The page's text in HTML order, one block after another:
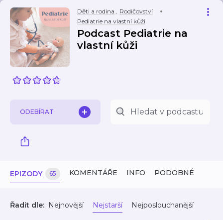
Děti a rodina , Rodičovství
Pediatrie na vlastní kůži
Podcast Pediatrie na
vlastní kůži
ODEBÍRAT
EPIZODY 65 KOMENTÁŘE INFO PODOBNÉ
Řadit dle: Nejnovější Nejstarší Nejposlouchanější